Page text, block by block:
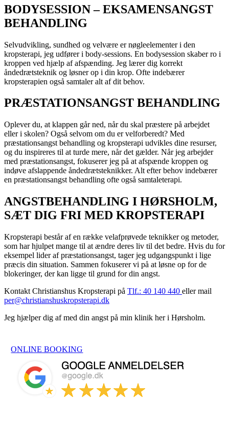
BODYSESSION – EKSAMENSANGST
BEHANDLING
Selvudvikling, sundhed og velvære er nøgleelementer i den
kropsterapi, jeg udfører i body-sessions. En bodysession skaber ro i
kroppen ved hjælp af afspænding. Jeg lærer dig korrekt
åndedrætsteknik og løsner op i din krop. Ofte indebærer
kropsterapien også samtaler alt af dit behov.
PRÆSTATIONSANGST BEHANDLING
Oplever du, at klappen går ned, når du skal præstere på arbejdet
eller i skolen? Også selvom om du er velforberedt? Med
præstationsangst behandling og kropsterapi udvikles dine resurser,
og du inspireres til at turde mere, når det gælder. Når jeg arbejder
med præstationsangst, fokuserer jeg på at afspænde kroppen og
indøve afslappende åndedrætsteknikker. Alt efter behov indebærer
en præstationsangst behandling ofte også samtaleterapi.
ANGSTBEHANDLING I HØRSHOLM,
SÆT DIG FRI MED KROPSTERAPI
Kropsterapi består af en række velafprøvede teknikker og metoder,
som har hjulpet mange til at ændre deres liv til det bedre. Hvis du for
eksempel lider af præstationsangst, tager jeg udgangspunkt i lige
præcis din situation. Sammen fokuserer vi på at løsne op for de
blokeringer, der kan ligge til grund for din angst.
Kontakt Christianshus Kropsterapi på Tlf.: 40 140 440 eller mail
per@christianshuskropsterapi.dk
Jeg hjælper dig af med din angst på min klinik her i Hørsholm.
ONLINE BOOKING
anmeldelser